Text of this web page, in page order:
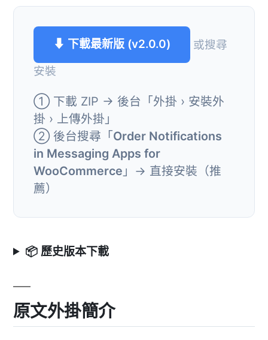
⬇ 下載最新版 (v2.0.0)
或搜尋
安裝
① 下載 ZIP → 後台「外掛 › 安裝外
掛 › 上傳外掛」
② 後台搜尋「Order Notifications
in Messaging Apps for
WooCommerce 」→ 直接安裝（推
薦）
📦 歷史版本下載
原文外掛簡介